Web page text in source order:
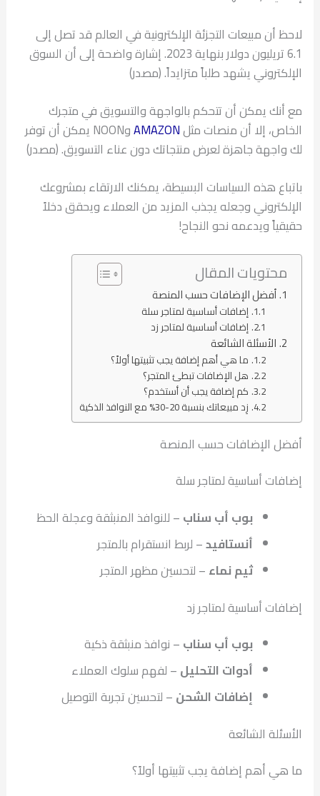
لاحظ أن مبيعات التجزئة الإلكترونية في العالم قد تصل إلى
6.1 تريليون دولار بنهاية 2023. إشارة واضحة إلى أن السوق
الإلكتروني يشهد طلباً متزايداً. (مصدر)
مع أنك يمكن أن تتحكم بالواجهة والتسويق في متجرك
الخاص، إلا أن منصات مثلAMAZON
وNOON يمكن أن توفر
لك واجهة جاهزة لعرض منتجاتك دون عناء التسويق. (مصدر)
باتباع هذه السياسات البسيطة، يمكنك الارتقاء بمشروعك
الإلكتروني وجعله يجذب المزيد من العملاء ويحقق دخلاً
حقيقياً ويدعمه نحو النجاح!
محتويات المقال
أفضل الإضافات حسب المنصة
إضافات أساسية لمتاجر سلة
إضافات أساسية لمتاجر زد
الأسئلة الشائعة
ما هي أهم إضافة يجب تثبيتها أولاً؟
هل الإضافات تبطئ المتجر؟
كم إضافة يجب أن أستخدم؟
زِد مبيعاتك بنسبة 20-30% مع النوافذ الذكية
أفضل الإضافات حسب المنصة
إضافات أساسية لمتاجر سلة
بوب أب سناب – للنوافذ المنبثقة وعجلة الحظ
أنستافيد– لربط انستقرام بالمتجر
ثيم نماء – لتحسين مظهر المتجر
إضافات أساسية لمتاجر زد
بوب أب سناب – نوافذ منبثقة ذكية
أدوات التحليل – لفهم سلوك العملاء
إضافات الشحن – لتحسين تجربة التوصيل
الأسئلة الشائعة
ما هي أهم إضافة يجب تثبيتها أولاً؟